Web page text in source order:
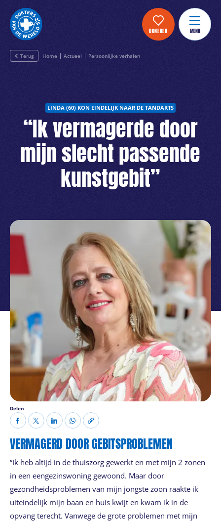
DONEREN MENU
Terug Home Actueel Persoonlijke verhalen
LINDA (60) KON EINDELIJK NAAR DE TANDARTS
“Ik vermagerde door
mijn slecht passende
kunstgebit”
Delen
VERMAGERD DOOR GEBITSPROBLEMEN
“Ik heb altijd in de thuiszorg gewerkt en met mijn 2 zonen
in een eengezinswoning gewoond. Maar door
gezondheidsproblemen van mijn jongste zoon raakte ik
uiteindelijk mijn baan en huis kwijt en kwam ik in de
opvang terecht. Vanwege de grote problemen met mijn